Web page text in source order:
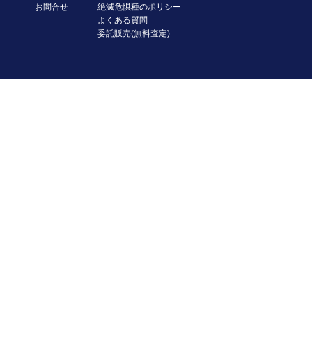
お問合せ
絶滅危惧種のポリシー
よくある質問
委託販売(無料査定)